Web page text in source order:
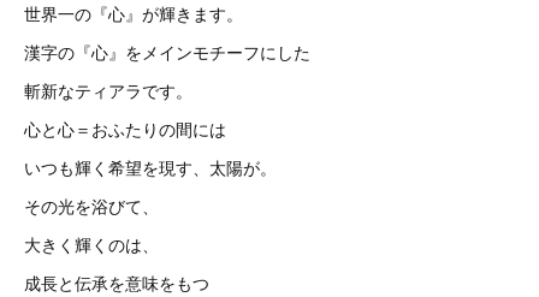
世界一の『心』が輝きます。
漢字の『心』をメインモチーフにした
斬新なティアラです。
心と心＝おふたりの間には
いつも輝く希望を現す、太陽が。
その光を浴びて、
大きく輝くのは、
成長と伝承を意味をもつ